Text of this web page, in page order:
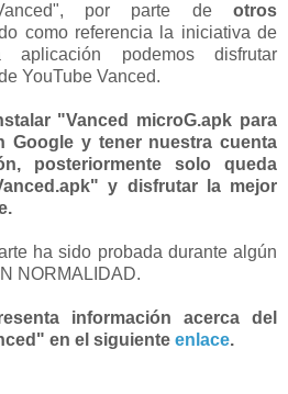
por parte de otros
como referencia la iniciativa de
podemos disfrutar
YouTube Vanced.
"Vanced microG.apk para
Google y tener nuestra cuenta
posteriormente solo queda
y disfrutar la mejor
ha sido probada durante algún
NORMALIDAD.
información acerca del
en el siguiente enlace.